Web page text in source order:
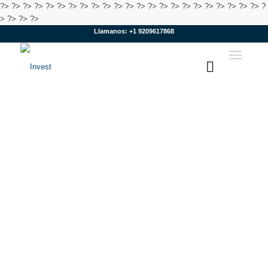
?> ?> ?> ?> ?> ?> ?> ?> ?> ?> ?> ?> ?> ?> ?> ?> ?> ?> ?> ?> ?> ?> ?> ?
> ?> ?> ?>
Llamanos: +1 9209617868